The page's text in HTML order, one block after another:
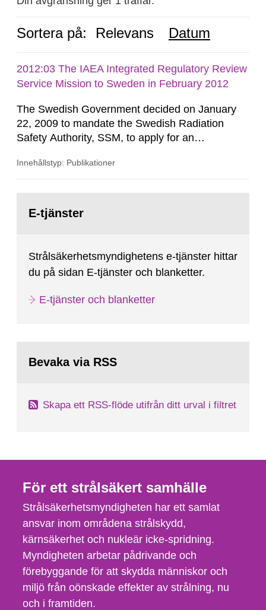
Sortera på: Relevans Datum
2012:03 The IAEA Integrated Regulatory Review
Service Mission to Sweden in February 2012
The Swedish Government decided on January
22, 2009 to mandate the Swedish Radiation
Safety Authority, SSM, to apply for an
areas of supervision, an ‘IRRS’ (Integrated
February 25, 2009, SSM made a formal request
to the IAEA for an IRRS in Sweden. The time...
Innehållstyp: Publikationer
sida:E-tjänster
Strålsäkerhetsmyndighetens e-tjänster hittar
du på sidan E-tjänster och blanketter.
E-tjänster och blanketter
Bevaka via RSS
Skapa ett RSS-flöde utifrån ditt urval i filtret
För ett strålsäkert samhälle
Strålsäkerhetsmyndigheten har ett samlat
ansvar inom områdena strålskydd,
kärnsäkerhet och nukleär icke-spridning.
Myndigheten arbetar pådrivande och
förebyggande för att skydda människor och
miljö från oönskade effekter av strålning, nu
och i framtiden.